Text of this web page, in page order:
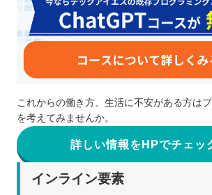
これからの働き方、生活に不安がある方は
を考えてみませんか。
詳しい情報をHPでチェッ
インライン要素